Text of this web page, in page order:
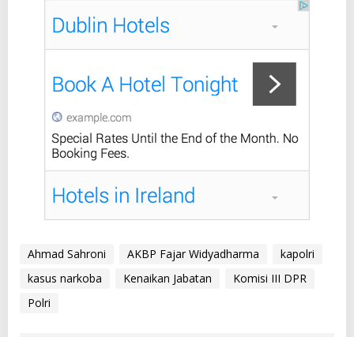
Ahmad Sahroni AKBP Fajar Widyadharma
kapolri
kasus narkoba
Kenaikan Jabatan
Komisi III DPR
Polri